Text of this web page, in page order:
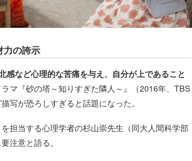
力の誇示
感など心理的な苦痛を与え、自分が上であること
マ『砂の塔～知りすぎた隣人～』（2016年、TBS
写が恐ろしすぎると話題になった。
担当する心理学者の杉山崇先生（同大人間科学部
注意と語る。